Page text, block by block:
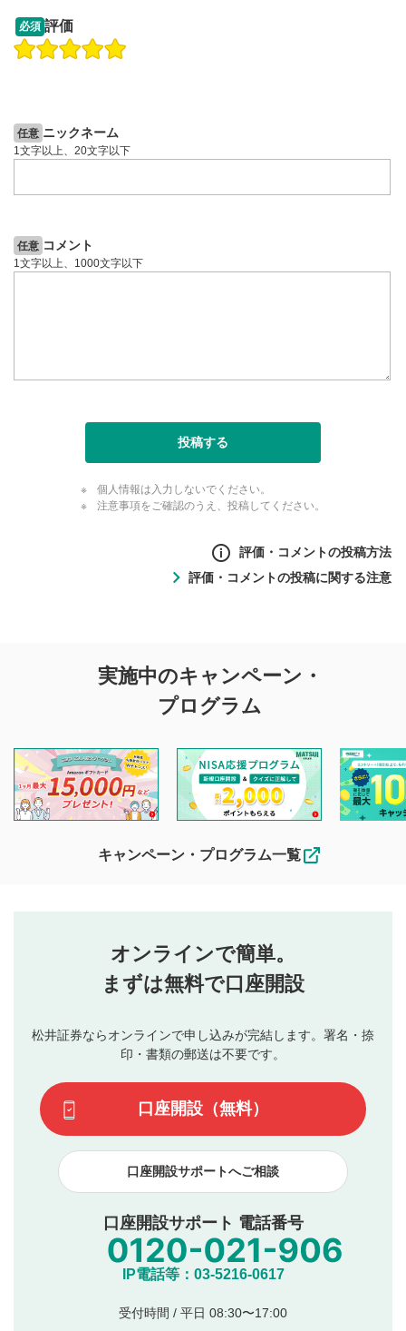
操作説明動画
必須 評価
任意 ニックネーム
1文字以上、20文字以下
任意 コメント
1文字以上、1000文字以下
投稿する
個人情報は入力しないでください。
注意事項をご確認のうえ、投稿してください。
評価・コメントの投稿方法
投稿するボタン
星で評価をすると投稿できます。（お名前とコメント
3
動画の評価
です）
評価・コメントの投稿に関する注意
投稿に関する注意
を目的として、各動画コンテンツに、評価およびコメントの
投稿ができます。利用者は以下の注意事項をご理解のうえ、
閲覧および投稿を行うものとしてください。
他の利用者が動画を視聴される際の参考になるコメントをお
待ちしております。
なお、投稿をもって、本注意事項に同意されたものとみなし
行ってください。
当社は、利用者同士、もしくは利用者と第三者間のトラ
ブルによって生じた損害に対して一切の責任を負いませ
評価およびコメントは当社にて審査のうえ、掲載となり
ます。掲載されるまでに日数がかかる場合や掲載されない
てはお答えできません。各動画コンテンツへの掲載をもっ
て結果のご連絡といたします。ご了承ください。
下記の項目に該当すると判断された投稿内容は、掲載を
見合わせる場合がございます。
本動画コンテンツとは無関係の内容の投稿
他者への誹謗中傷や差別的表現投稿
公序良俗に反する内容の投稿
氏名、住所、電話番号など個人を特定できる情報の
他のサイトへの誘導や営利目的、広告・宣伝を目
他者の権利（商標、著作権、その他の知的財産
実施中のキャンペーン・
プログラム
キャンペーン・プログラム一覧
オンラインで簡単。
まずは無料で口座開設
松井証券ならオンラインで申し込みが完結します。署名・捺
印・書類の郵送は不要です。
口座開設（無料）
口座開設サポートへご相談
口座開設サポート 電話番号
IP電話等：03-5216-0617
受付時間 / 平日 08:30〜17:00